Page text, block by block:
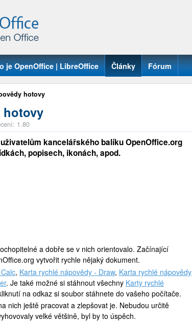
je OpenOffice | LibreOffice Články Fórum
hotovy
hotovy
1.80
kancelářského balíku OpenOffice.org
popisech, ikonách, apod.
a dobře se v nich orientovalo. Začínající
vytvořit rychle nějaký dokument.
, Karta rychlé nápovědy - Draw, Karta rychlé nápovědy
. Je také možné si stáhnout všechny Karty rychlé
na odkaz si soubor stáhnete do vašeho počítače.
nich ještě pracovat a zlepšovat je. Nebudou určitě
velké většině, byl by to úspěch.